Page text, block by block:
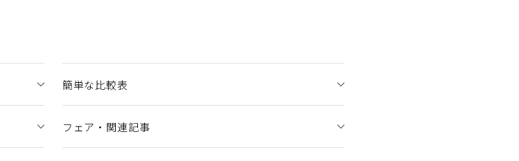
簡単な比較表
フェア・関連記事